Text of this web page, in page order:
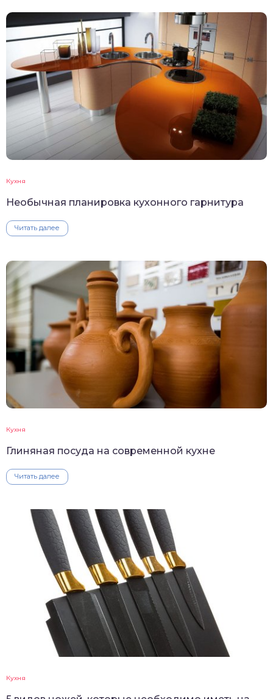
Кухня
Необычная планировка кухонного гарнитура
Читать далее
Кухня
Глиняная посуда на современной кухне
Читать далее
Кухня